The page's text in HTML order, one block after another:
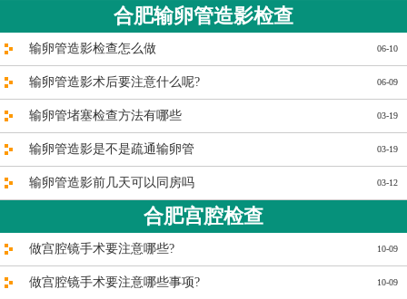
合肥输卵管造影检查
06-10
输卵管造影检查怎么做
06-09
输卵管造影术后要注意什么呢?
03-19
输卵管堵塞检查方法有哪些
03-19
输卵管造影是不是疏通输卵管
03-12
输卵管造影前几天可以同房吗
合肥宫腔检查
10-09
做宫腔镜手术要注意哪些?
10-09
做宫腔镜手术要注意哪些事项?